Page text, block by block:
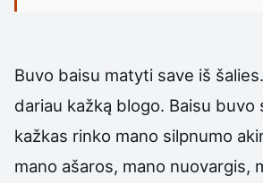
Buvo baisu matyti save iš
dariau kažką blogo. Baisu buvo
kažkas rinko mano silpnumo
mano ašaros, mano nuovargis,